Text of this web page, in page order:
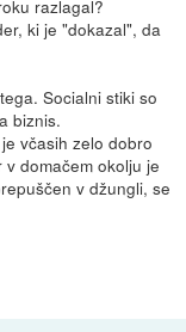
razlagal?
ki je "dokazal", da
Socialni stiki so
biznis.
včasih zelo dobro
domačem okolju je
v džungli, se